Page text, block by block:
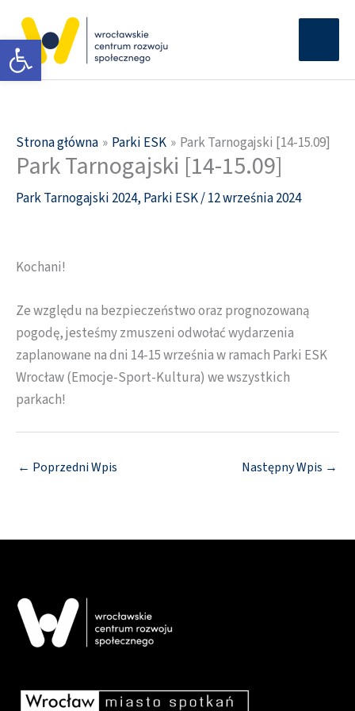
Otwórz pasek narzędzi
treści
Strona główna Parki ESK Park Tarnogajski [14-15.09]
Park Tarnogajski [14-15.09]
Park Tarnogajski 2024, Parki ESK/12 września 2024
Kochani!
Ze względu na bezpieczeństwo oraz prognozowaną
pogodę, jesteśmy zmuszeni odwołać wydarzenia
zaplanowane na dni 14-15 września w ramach Parki ESK
Wrocław (Emocje-Sport-Kultura) we wszystkich
parkach!
← Poprzedni Wpis Następny Wpis →